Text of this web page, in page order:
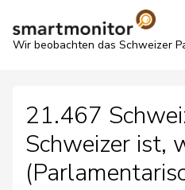
Wir beobachten das Schweizer
21.467
Schweizer ist,